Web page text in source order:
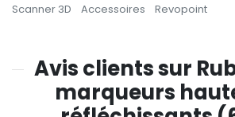
Scanner 3D
Accessoires Revopoint
Avis clients sur
marqueurs